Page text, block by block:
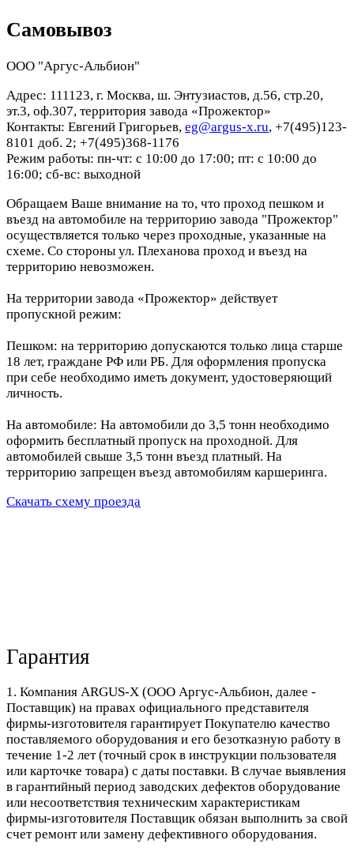
Самовывоз
ООО "Аргус-Альбион"
Адрес: 111123, г. Москва, ш. Энтузиастов, д.56, стр.20,
эт.3, оф.307, территория завода «Прожектор»
Контакты: Евгений Григорьев, eg@argus-x.ru, +7(495)123-
8101 доб. 2; +7(495)368-1176
Режим работы: пн-чт: с 10:00 до 17:00; пт: с 10:00 до
16:00; сб-вс: выходной
Обращаем Ваше внимание на то, что проход пешком и
въезд на автомобиле на территорию завода "Прожектор"
осуществляется только через проходные, указанные на
схеме. Со стороны ул. Плеханова проход и въезд на
территорию невозможен.
На территории завода «Прожектор» действует
пропускной режим:
Пешком: на территорию допускаются только лица старше
18 лет, граждане РФ или РБ. Для оформления пропуска
при себе необходимо иметь документ, удостоверяющий
личность.
На автомобиле: На автомобили до 3,5 тонн необходимо
оформить бесплатный пропуск на проходной. Для
автомобилей свыше 3,5 тонн въезд платный. На
территорию запрещен въезд автомобилям каршеринга.
Скачать схему проезда
Гарантия
1. Компания ARGUS-X (ООО Аргус-Альбион, далее -
Поставщик) на правах официального представителя
фирмы-изготовителя гарантирует Покупателю качество
поставляемого оборудования и его безотказную работу в
течение 1-2 лет (точный срок в инструкции пользователя
или карточке товара) с даты поставки. В случае выявления
в гарантийный период заводских дефектов оборудование
или несоответствия техническим характеристикам
фирмы-изготовителя Поставщик обязан выполнить за свой
счет ремонт или замену дефективного оборудования.